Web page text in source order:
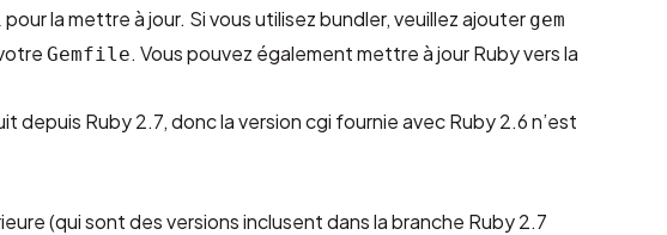
pour la mettre à jour. Si vous utilisez bundler, veuillez ajouter gem
Gemfile. Vous pouvez également mettre à jour Ruby vers la
depuis Ruby 2.7, donc la version cgi fournie avec Ruby 2.6 n’est
(qui sont des versions inclusent dans la branche Ruby 2.7